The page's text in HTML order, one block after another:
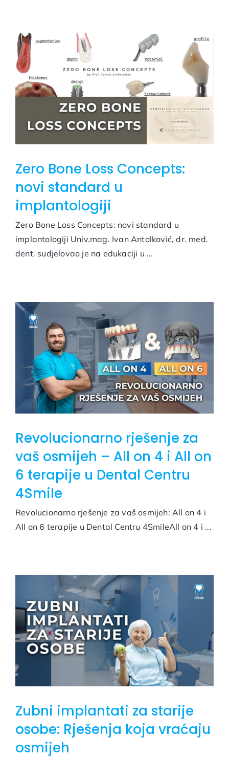
Zero Bone Loss Concepts:
novi standard u
implantologiji
Zero Bone Loss Concepts: novi standard u
implantologiji Univ.mag. Ivan Antolković, dr. med.
dent. sudjelovao je na edukaciji u ...
Revolucionarno rješenje za
vaš osmijeh – All on 4 i All on
6 terapije u Dental Centru
4Smile
Revolucionarno rješenje za vaš osmijeh: All on 4 i
All on 6 terapije u Dental Centru 4SmileAll on 4 i ...
Zubni implantati za starije
osobe: Rješenja koja vraćaju
osmijeh